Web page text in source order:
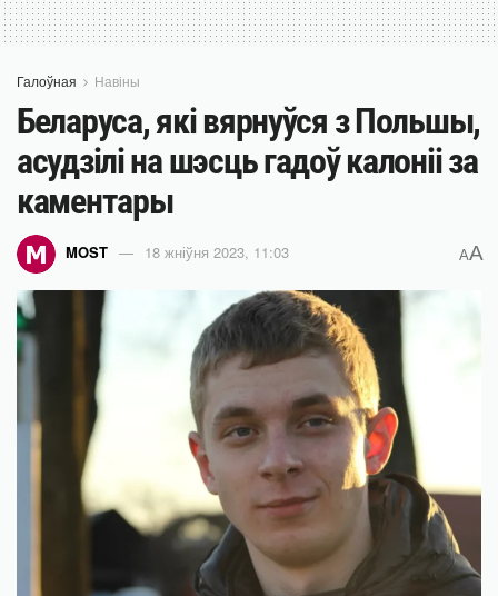
Галоўная Навіны
Беларуса, які вярнуўся з Польшы,
асудзілі на шэсць гадоў калоніі за
каментары
MOST 18 жніўня 2023, 11:03 AA